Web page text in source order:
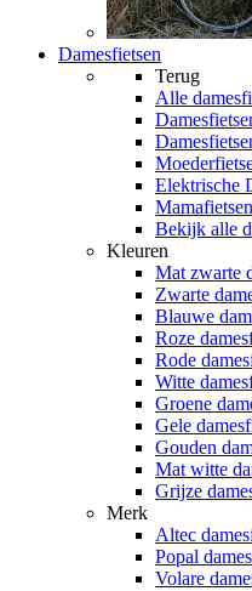
Damesfietsen
Terug
Alle
Elektrische
Mamafietsen
Bekijk alle
Kleuren
Mat zwarte
Zwarte
Blauwe
Roze
Rode
Witte
Groene
Gele
Gouden
Mat witte
Grijze
Merk
Altec
Popal
Volare